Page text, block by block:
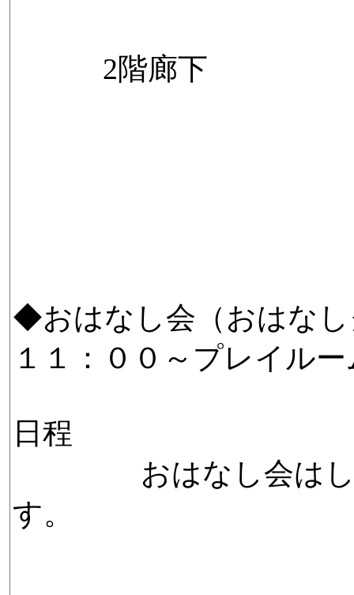
2階廊下
◆おはなし会（おはな
１１：００～プレイルー
日程
おはなし会はしば
す。